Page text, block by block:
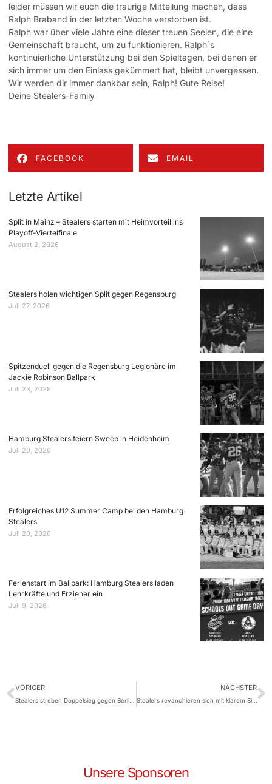
leider müssen wir euch die traurige Mitteilung machen, dass
Ralph Braband in der letzten Woche verstorben ist.
Ralph war über viele Jahre eine dieser treuen Seelen, die eine
Gemeinschaft braucht, um zu funktionieren. Ralph´s
kontinuierliche Unterstützung bei den Spieltagen, bei denen er
sich immer um den Einlass gekümmert hat, bleibt unvergessen.
Wir werden dir immer dankbar sein, Ralph! Gute Reise!
Deine Stealers-Family
FACEBOOK EMAIL
Letzte Artikel
Split in Mainz – Stealers starten mit Heimvorteil ins
Playoff-Viertelfinale
August 2, 2026
Stealers holen wichtigen Split gegen Regensburg
Juli 27, 2026
Spitzenduell gegen die Regensburg Legionäre im
Jackie Robinson Ballpark
Juli 23, 2026
Hamburg Stealers feiern Sweep in Heidenheim
Juli 20, 2026
Erfolgreiches U12 Summer Camp bei den Hamburg
Stealers
Juli 20, 2026
Ferienstart im Ballpark: Hamburg Stealers laden
Lehrkräfte und Erzieher ein
Juli 9, 2026
VORIGER NÄCHSTER
Stealers revanchieren sich mit klarem Sieg für Niederlage am Vortag
Unsere Sponsoren